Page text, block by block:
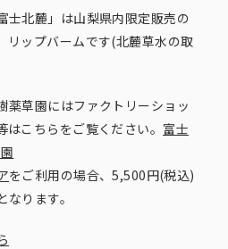
士北麓」は山梨県内限定販売の
リップバームです(北麓草水の取
薬草園にはファクトリーショッ
こちらをご覧ください。 富士
をご利用の場合、5,500円(税込)
ります。